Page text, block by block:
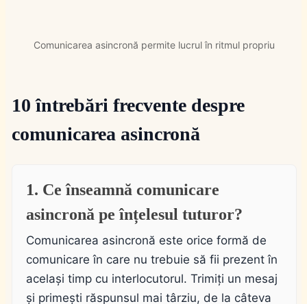
Comunicarea asincronă permite lucrul în ritmul propriu
10 întrebări frecvente despre
comunicarea asincronă
1. Ce înseamnă comunicare
asincronă pe înțelesul tuturor?
Comunicarea asincronă este orice formă de
comunicare în care nu trebuie să fii prezent în
același timp cu interlocutorul. Trimiți un mesaj
și primești răspunsul mai târziu, de la câteva